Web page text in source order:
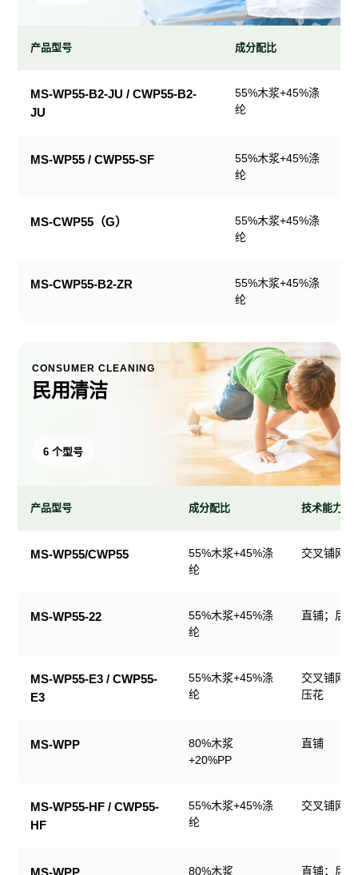
与
产品型号 成分配比
MS-WP55-B2-JU / CWP55-B2-
JU
55%木浆+45%涤
纶
MS-WP55 / CWP55-SF
55%木浆+45%涤
纶
MS-CWP55（G）
55%木浆+45%涤
纶
MS-CWP55-B2-ZR
55%木浆+45%涤
纶
CONSUMER CLEANING
民用清洁
6 个型号
产品型号 成分配比 技术能力
MS-WP55/CWP55
55%木浆+45%涤
纶
交叉铺网
MS-WP55-22
55%木浆+45%涤
纶
直铺；后
MS-WP55-E3 / CWP55-
E3
55%木浆+45%涤
纶
交叉铺网
压花
MS-WPP
80%木浆
+20%PP
直铺
MS-WP55-HF / CWP55-
HF
55%木浆+45%涤
纶
交叉铺网
MS-WPP 80%木浆 直铺；后